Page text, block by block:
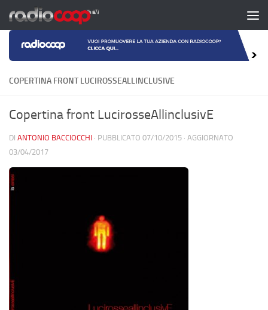
Salta al contenuto
COPERTINA FRONT LUCIROSSEALLINCLUSIVE
Copertina front LucirosseAllinclusivE
DI ANTONIO BACCIOCCHI · PUBBLICATO 07/10/2015 · AGGIORNATO
03/04/2017